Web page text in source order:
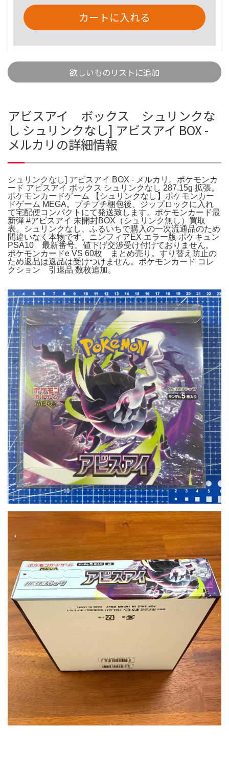
カートに入れる
欲しいものリストに追加
アビスアイ ボックス シュリンクな
し シュリンクなし] アビスアイ BOX -
メルカリの詳細情報
シュリンクなし] アビスアイ BOX - メルカリ。ポケモンカ
ード アビスアイ ボックス シュリンクなし 287.15g 拡張。
ポケモンカードゲーム 【シュリンクなし】ポケモンカー
ドゲーム MEGA。プチプチ梱包後、ジップロックに入れ
て宅配便コンパクトにて発送致します。ポケモンカード最
新弾 #アビスアイ 未開封BOX（シュリンク無し）買取
表。シュリンクなし、ふるいちで購入の一次流通品のため
間違いなく本物です。ニンフィアEX エラー版 ポケキュン
PSA10 最新番号。値下げ交渉受け付けておりません。
ポケモンカードe VS 60枚 まとめ売り。すり替え防止の
ため返品は返品は受けつけません。ポケモンカード コレ
クション 引退品 数枚追加。